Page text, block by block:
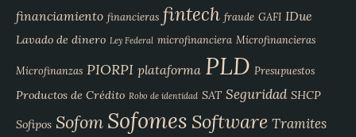
financiamiento financieras fintech fraude GAFI IDue
Lavado de dinero Ley Federal microfinanciera Microfinancieras
Microfinanzas PIORPI plataforma PLD Presupuestos
Productos de Crédito Robo de identidad SAT Seguridad SHCP
Sofipos Sofom Sofomes Software Tramites